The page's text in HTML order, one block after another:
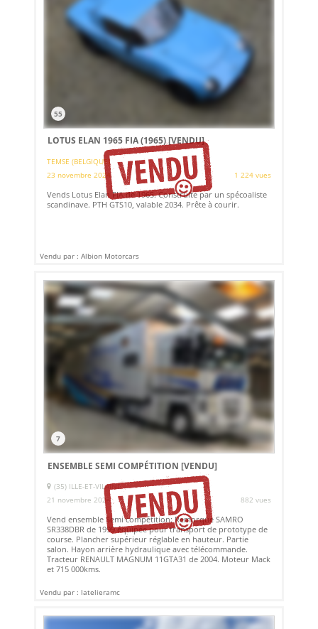
55
LOTUS ELAN 1965 FIA (1965)[VENDU]
TEMSE (BELGIQUE)
23 novembre 2024
1 224 vues
Vends Lotus Elan FIA de 1965. Construite par un spécoaliste
scandinave. PTH GTS10, valable 2034. Prête à courir.
Vendu par : Albion Motorcars
7
ENSEMBLE SEMI COMPÉTITION [VENDU]
(35) ILLE-ET-VILAINE
21 novembre 2024
882 vues
Vend ensemble Semi compétition: Remorque SAMRO
SR338DBR de 1999 équipée pour transport de prototype de
course. Plancher supérieur réglable en hauteur. Partie
salon. Hayon arrière hydraulique avec télécommande.
Tracteur RENAULT MAGNUM 11GTA31 de 2004. Moteur Mack
et 715 000kms.
Vendu par : latelieramc